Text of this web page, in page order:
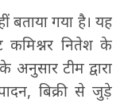
बताया गया है। यह
कमिश्नर नितेश के
अनुसार टीम द्वारा
बिक्री से जुड़े